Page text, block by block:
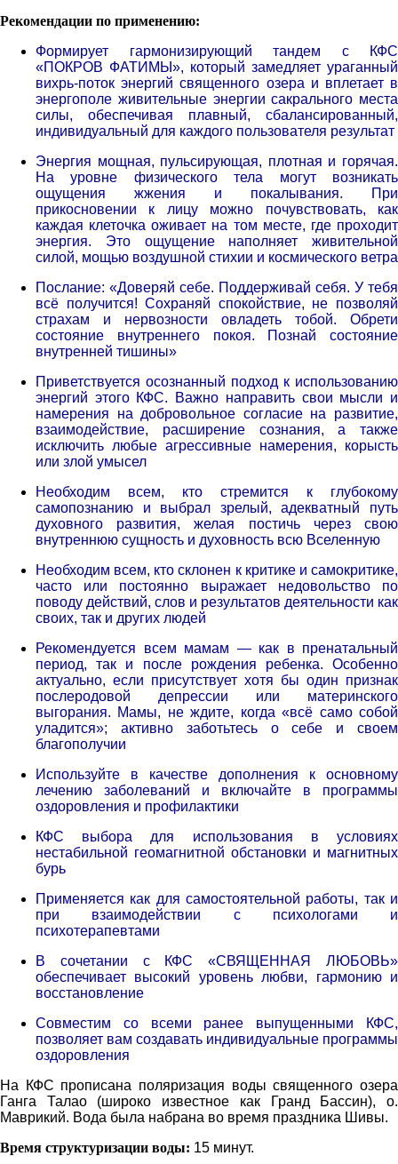
Рекомендации по применению:
Формирует гармонизирующий тандем с КФС
«ПОКРОВ ФАТИМЫ», который замедляет ураганный
вихрь-поток энергий священного озера и вплетает в
энергополе живительные энергии сакрального места
силы, обеспечивая плавный, сбалансированный,
индивидуальный для каждого пользователя результат
Энергия мощная, пульсирующая, плотная и горячая.
На уровне физического тела могут возникать
ощущения жжения и покалывания. При
прикосновении к лицу можно почувствовать, как
каждая клеточка оживает на том месте, где проходит
энергия. Это ощущение наполняет живительной
силой, мощью воздушной стихии и космического ветра
Послание: «Доверяй себе. Поддерживай себя. У тебя
всё получится! Сохраняй спокойствие, не позволяй
страхам и нервозности овладеть тобой. Обрети
состояние внутреннего покоя. Познай состояние
внутренней тишины»
Приветствуется осознанный подход к использованию
энергий этого КФС. Важно направить свои мысли и
намерения на добровольное согласие на развитие,
взаимодействие, расширение сознания, а также
исключить любые агрессивные намерения, корысть
или злой умысел
Необходим всем, кто стремится к глубокому
самопознанию и выбрал зрелый, адекватный путь
духовного развития, желая постичь через свою
внутреннюю сущность и духовность всю Вселенную
Необходим всем, кто склонен к критике и самокритике,
часто или постоянно выражает недовольство по
поводу действий, слов и результатов деятельности как
своих, так и других людей
Рекомендуется всем мамам — как в пренатальный
период, так и после рождения ребенка. Особенно
актуально, если присутствует хотя бы один признак
послеродовой депрессии или материнского
выгорания. Мамы, не ждите, когда «всё само собой
уладится»; активно заботьтесь о себе и своем
благополучии
Используйте в качестве дополнения к основному
лечению заболеваний и включайте в программы
оздоровления и профилактики
КФС выбора для использования в условиях
нестабильной геомагнитной обстановки и магнитных
бурь
Применяется как для самостоятельной работы, так и
при взаимодействии с психологами и
психотерапевтами
В сочетании с КФС «СВЯЩЕННАЯ ЛЮБОВЬ»
обеспечивает высокий уровень любви, гармонию и
восстановление
Совместим со всеми ранее выпущенными КФС,
позволяет вам создавать индивидуальные программы
оздоровления
На КФС прописана поляризация воды священного озера
Ганга Талао (широко известное как Гранд Бассин), о.
Маврикий. Вода была набрана во время праздника Шивы.
Время структуризации воды: 15 минут.